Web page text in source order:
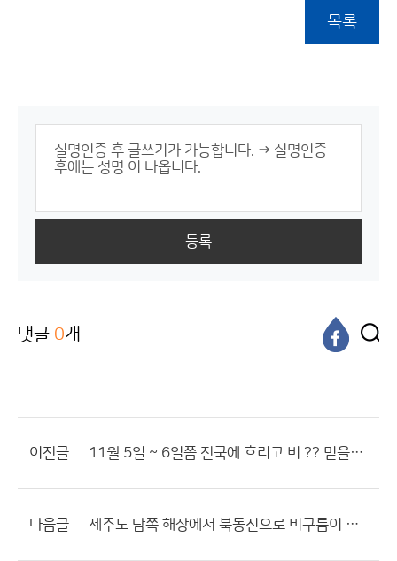
목록
등록
댓글 0개
이전글 11월 5일 ~ 6일쯤 전국에 흐리고 비 ?? 믿을수가 있을까요?
다음글 제주도 남쪽 해상에서 북동진으로 비구름이 들어온다면?